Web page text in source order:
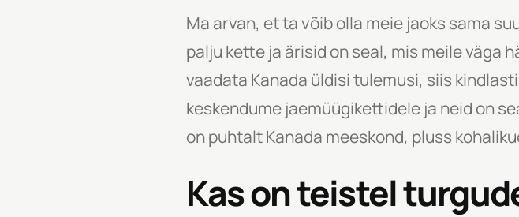
Ma arvan, et ta võib olla meie jaoks sama
palju kette ja ärisid on seal, mis meile väga
vaadata Kanada üldisi tulemusi, siis
keskendume jaemüügikettidele ja neid on
on puhtalt Kanada meeskond, pluss
Kas on teistel